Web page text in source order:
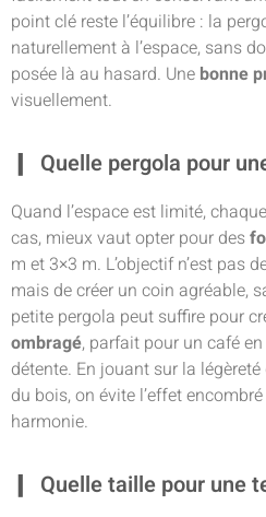
point clé reste l’équilibre : la
naturellement à l’espace, sans
posée là au hasard. Une bonne
visuellement.
Quelle pergola pour
Quand l’espace est limité,
cas, mieux vaut opter pour des
m et 3×3 m. L’objectif n’est pas
mais de créer un coin agréable,
petite pergola peut suffire pour
ombragé, parfait pour un café
détente. En jouant sur la
du bois, on évite l’effet
harmonie.
Quelle taille pour une